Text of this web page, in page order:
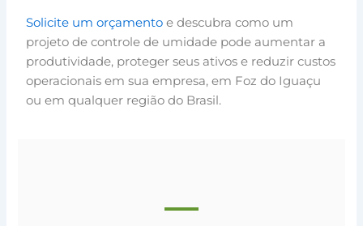
Solicite um orçamento e descubra como um
projeto de controle de umidade pode aumentar a
produtividade, proteger seus ativos e reduzir custos
operacionais em sua empresa, em Foz do Iguaçu
ou em qualquer região do Brasil.